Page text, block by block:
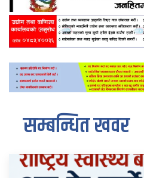
सम्बन्धित खवर